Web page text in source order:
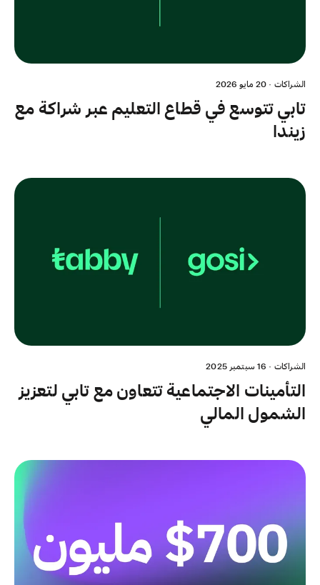
الشراكات · 20 مايو 2026
تابي تتوسع في قطاع التعليم عبر شراكة مع
زيندا
الشراكات · 16 سبتمبر 2025
التأمينات الاجتماعية تتعاون مع تابي لتعزيز
الشمول المالي